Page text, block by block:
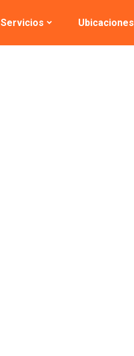
Servicios Ubicaciones